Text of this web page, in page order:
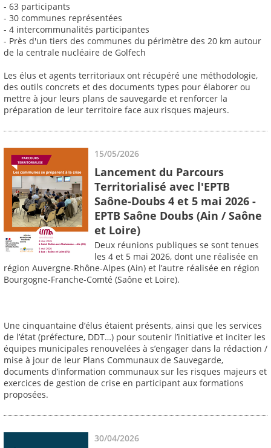
- 63 participants
- 30 communes représentées
- 4 intercommunalités participantes
- Près d'un tiers des communes du périmètre des 20 km autour
de la centrale nucléaire de Golfech
Les élus et agents territoriaux ont récupéré une méthodologie,
des outils concrets et des documents types pour élaborer ou
mettre à jour leurs plans de sauvegarde et renforcer la
préparation de leur territoire face aux risques majeurs.
15/05/2026
Lancement du Parcours
Territorialisé avec l'EPTB
Saône-Doubs 4 et 5 mai 2026 -
EPTB Saône Doubs (Ain / Saône
et Loire)
Deux réunions publiques se sont tenues
les 4 et 5 mai 2026, dont une réalisée en
région Auvergne-Rhône-Alpes (Ain) et l’autre réalisée en région
Bourgogne-Franche-Comté (Saône et Loire).
Une cinquantaine d’élus étaient présents, ainsi que les services
de l’état (préfecture, DDT…) pour soutenir l’initiative et inciter les
équipes municipales renouvelées à s’engager dans la rédaction /
mise à jour de leur Plans Communaux de Sauvegarde,
documents d’information communaux sur les risques majeurs et
exercices de gestion de crise en participant aux formations
proposées.
30/04/2026